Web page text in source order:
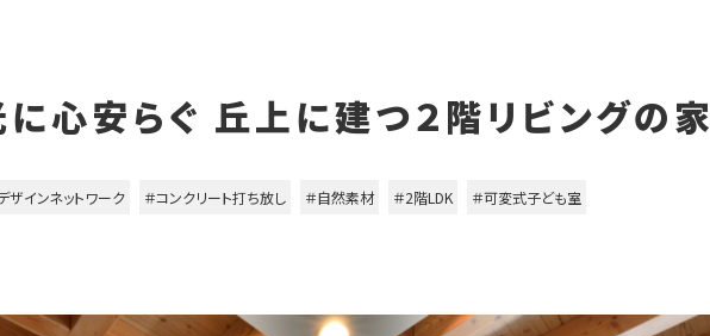
心安らぐ 丘上に建つ２階リビングの家
ザインネットワーク ＃コンクリート打ち放し ＃自然素材 ＃2階LDK ＃可変式子ども室